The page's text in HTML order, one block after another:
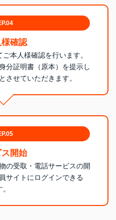
確認
本人様確認を行います。
分証明書（原本）を提示し
させていただきます。
開始
の受取・電話サービスの開
サイトにログインできる